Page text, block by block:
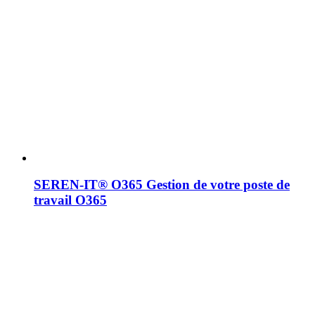
SEREN-IT® O365 Gestion de votre poste de
travail O365